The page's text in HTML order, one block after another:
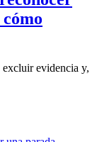
excluir evidencia y,